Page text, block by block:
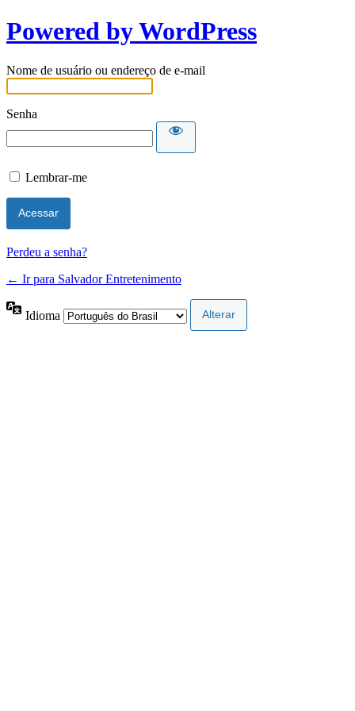
Powered by WordPress
Nome de usuário ou endereço de e-mail
Senha
Lembrar-me
Perdeu a senha?
← Ir para Salvador Entretenimento
Idioma